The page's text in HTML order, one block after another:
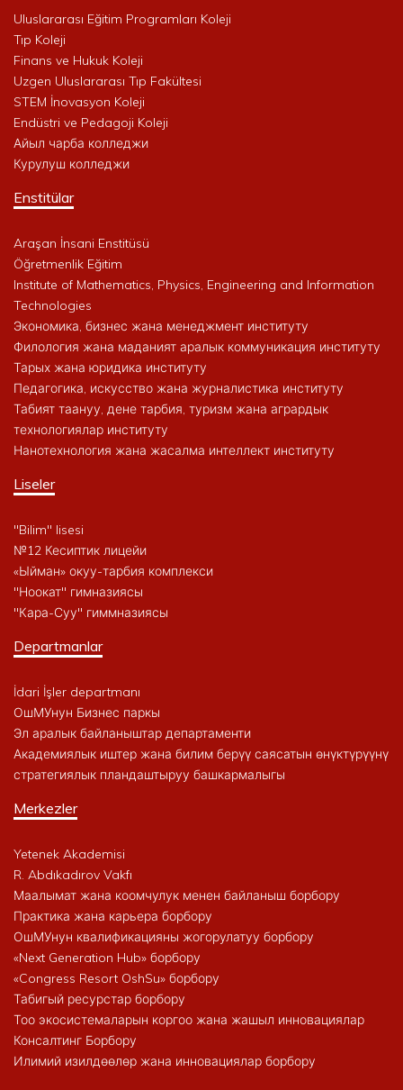
Uluslararası Eğitim Programları Koleji
Tıp Koleji
Finans ve Hukuk Koleji
Uzgen Uluslararası Tıp Fakültesi
STEM İnovasyon Koleji
Endüstri ve Pedagoji Koleji
Айыл чарба колледжи
Курулуш колледжи
Enstitülar
Araşan İnsani Enstitüsü
Öğretmenlik Eğitim
Institute of Mathematics, Physics, Engineering and Information
Technologies
Экономика, бизнес жана менеджмент институту
Филология жана маданият аралык коммуникация институту
Тарых жана юридика институту
Педагогика, искусство жана журналистика институту
Табият таануу, дене тарбия, туризм жана агрардык
технологиялар институту
Нанотехнология жана жасалма интеллект институту
Liseler
"Bilim" lisesi
№12 Кесиптик лицейи
«Ыйман» окуу-тарбия комплекси
"Ноокат" гимназиясы
"Кара-Суу" гиммназиясы
Departmanlar
İdari İşler departmanı
ОшМУнун Бизнес паркы
Эл аралык байланыштар департаменти
Академиялык иштер жана билим берүү саясатын өнүктүрүүнү
стратегиялык пландаштыруу башкармалыгы
Merkezler
Yetenek Akademisi
R. Abdıkadırov Vakfı
Маалымат жана коомчулук менен байланыш борбору
Практика жана карьера борбору
ОшМУнун квалификацияны жогорулатуу борбору
«Next Generation Hub» борбору
«Congress Resort OshSu» борбору
Табигый ресурстар борбору
Тоо экосистемаларын коргоо жана жашыл инновациялар
Консалтинг Борбору
Илимий изилдөөлөр жана инновациялар борбору